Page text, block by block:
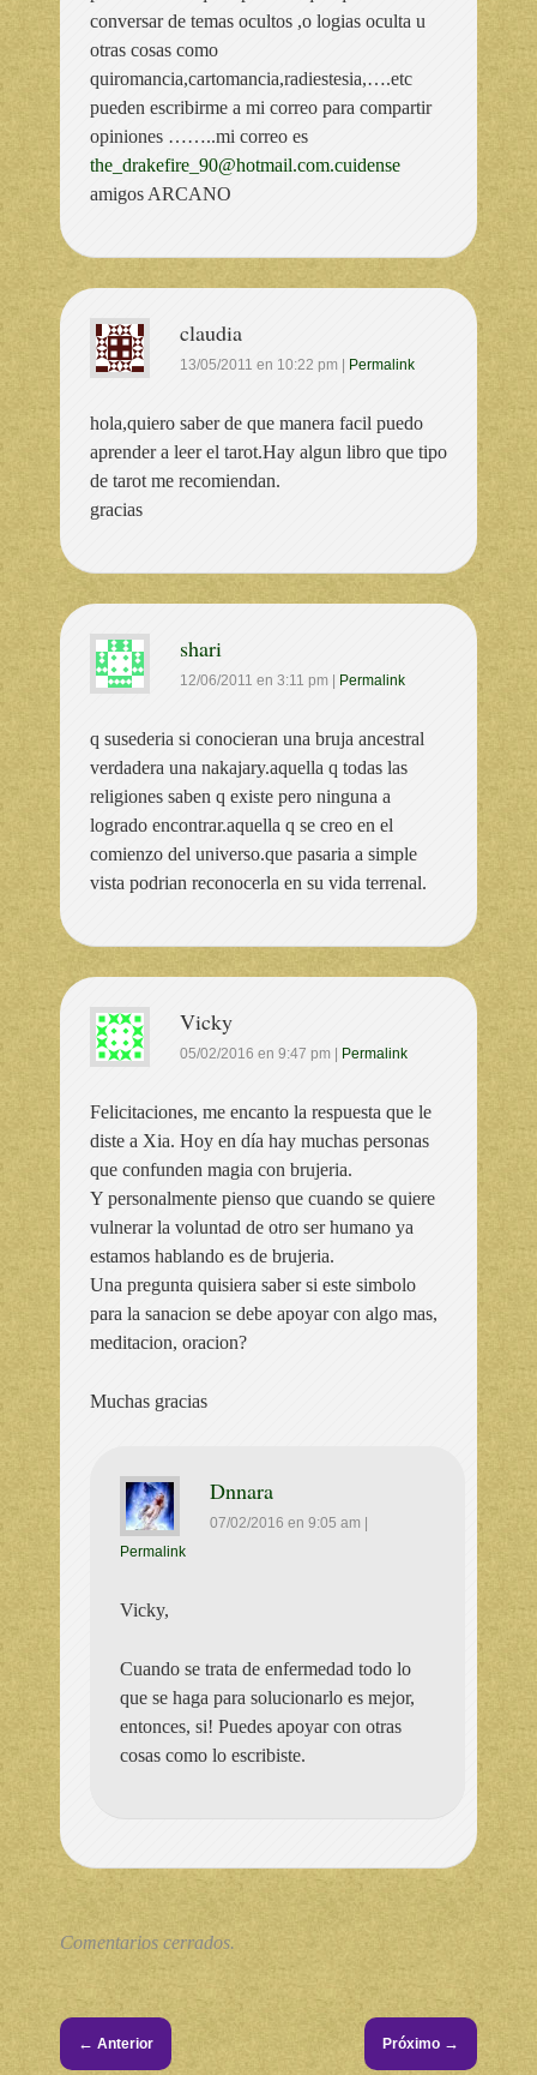
conversar de temas ocultos ,o logias oculta u
otras cosas como
quiromancia,cartomancia,radiestesia,….etc
pueden escribirme a mi correo para compartir
opiniones ……..mi correo es
the_drakefire_90@hotmail.com.cuidense
amigos ARCANO
claudia
13/05/2011 en 10:22 pm Permalink
hola,quiero saber de que manera facil puedo
aprender a leer el tarot.Hay algun libro que tipo
de tarot me recomiendan.
gracias
shari
12/06/2011 en 3:11 pm Permalink
q susederia si conocieran una bruja ancestral
verdadera una nakajary.aquella q todas las
religiones saben q existe pero ninguna a
logrado encontrar.aquella q se creo en el
comienzo del universo.que pasaria a simple
vista podrian reconocerla en su vida terrenal.
Vicky
05/02/2016 en 9:47 pm Permalink
Felicitaciones, me encanto la respuesta que le
diste a Xia. Hoy en día hay muchas personas
que confunden magia con brujeria.
Y personalmente pienso que cuando se quiere
vulnerar la voluntad de otro ser humano ya
estamos hablando es de brujeria.
Una pregunta quisiera saber si este simbolo
para la sanacion se debe apoyar con algo mas,
meditacion, oracion?
Muchas gracias
Dnnara
07/02/2016 en 9:05 am
Permalink
Vicky,
Cuando se trata de enfermedad todo lo
que se haga para solucionarlo es mejor,
entonces, si! Puedes apoyar con otras
cosas como lo escribiste.
Comentarios cerrados.
← Anterior Próximo →